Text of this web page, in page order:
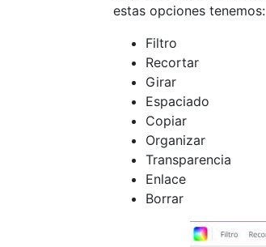
estas opciones tenemos:
Filtro
Recortar
Girar
Espaciado
Copiar
Organizar
Transparencia
Enlace
Borrar